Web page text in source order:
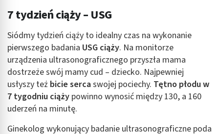
7 tydzień ciąży – USG
Siódmy tydzień ciąży to idealny czas na wykonanie
pierwszego badania USG ciąży. Na monitorze
urządzenia ultrasonograficznego przyszła mama
dostrzeże swój mamy cud – dziecko. Najpewniej
usłyszy też bicie sercaswojej pociechy. Tętno płodu w
7 tygodniu ciąży powinno wynosić między 130, a 160
uderzeń na minutę.
Ginekolog wykonujący badanie ultrasonograficzne poda
Tworzenie profili w celu spersonalizowanych
Wykorzystanie profili do wyboru
spersonalizowanych reklam
Tworzenie profili w celu personalizacji treści
Wykorzystywanie profili w celu doboru
spersonalizowanych treści
Pomiar efektywności reklam